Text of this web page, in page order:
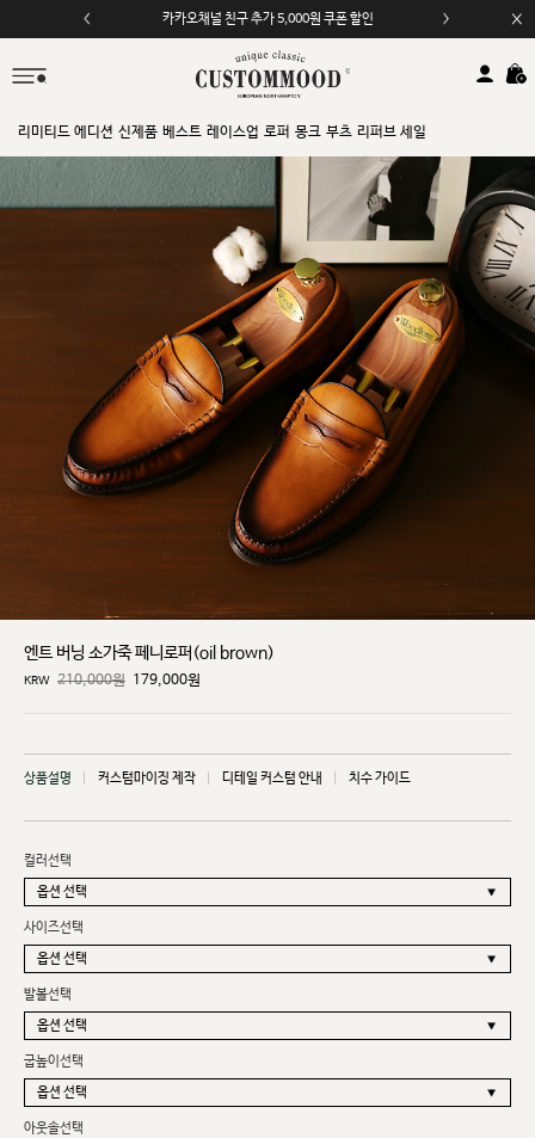
카카오채널 친구 추가 5,000원 쿠폰 할인
모바일 앱 자동 2,000원 할인
리미티드 에디션 신제품 베스트 레이스업 로퍼 몽크 부츠 리퍼브 세일
엔트 버닝 소가죽 페니로퍼(oil brown)
KRW 210,000원 179,000원
상품설명 커스텀마이징 제작 디테일 커스텀 안내 치수 가이드
컬러선택
사이즈선택
발볼선택
굽높이선택
아웃솔선택